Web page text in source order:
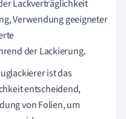
Lackverträglichkeit
Verwendung geeigneter
der Lackierung.
ist das
entscheidend,
von Folien, um